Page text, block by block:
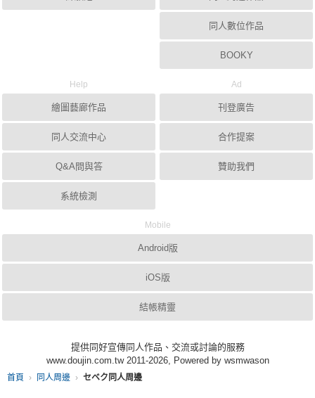
首頁 同人周邊 セベク同人周邊
同人數位作品
BOOKY
Help
繪圖藝廊作品
同人交流中心
Q&A問與答
系統檢測
Ad
刊登廣告
合作提案
贊助我們
Mobile
Android版
iOS版
結帳精靈
提供同好宣傳同人作品、交流或討論的服務
www.doujin.com.tw 2011-2026, Powered by wsmwason